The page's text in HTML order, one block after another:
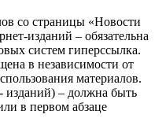
со страницы «Новости
изданий – обязательна
систем гиперссылка.
в независимости от
материалов.
изданий) – должна быть
в первом абзаце